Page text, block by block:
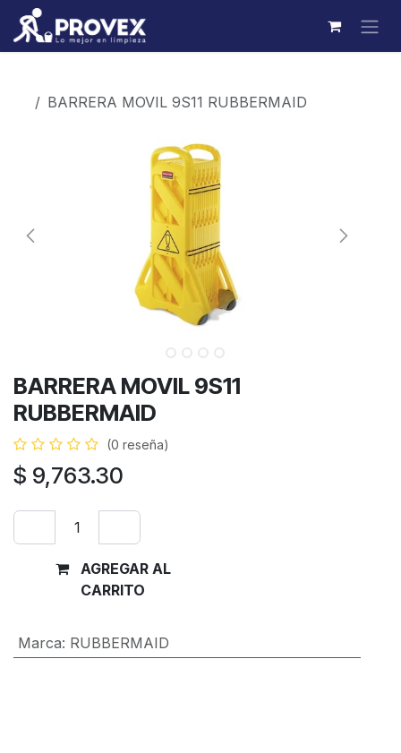
Ir al contenido
BARRERA MOVIL 9S11 RUBBERMAID
BARRERA MOVIL 9S11
RUBBERMAID
(0 reseña)
$ 9,763.30
AGREGAR AL
CARRITO
Marca: RUBBERMAID